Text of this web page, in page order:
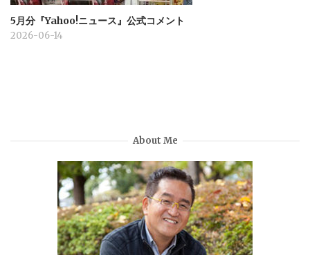
5月分『Yahoo!ニュース』公式コメント
2026-06-14
About Me